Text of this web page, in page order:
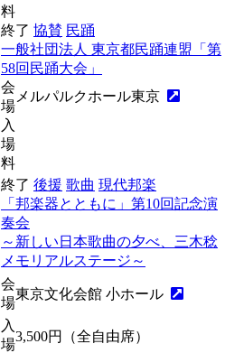
料
終了 協賛 民踊
一般社団法人 東京都民踊連盟「第
58回民踊大会」
会
場
メルパルクホール東京
入
場
料
終了 後援 歌曲 現代邦楽
「邦楽器とともに」第10回記念演
奏会
～新しい日本歌曲の夕べ、三木稔
メモリアルステージ～
会
場
東京文化会館 小ホール
入
場
3,500円（全自由席）